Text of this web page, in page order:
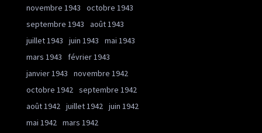
novembre 1943
octobre 1943
septembre 1943
août 1943
juillet 1943
juin 1943
mai 1943
mars 1943
février 1943
janvier 1943
novembre 1942
octobre 1942 septembre 1942
août 1942 juillet 1942 juin 1942
mai 1942 mars 1942